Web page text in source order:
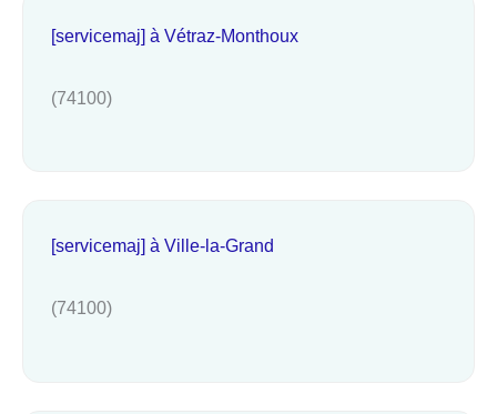
[servicemaj] à Vétraz-Monthoux
(74100)
[servicemaj] à Ville-la-Grand
(74100)